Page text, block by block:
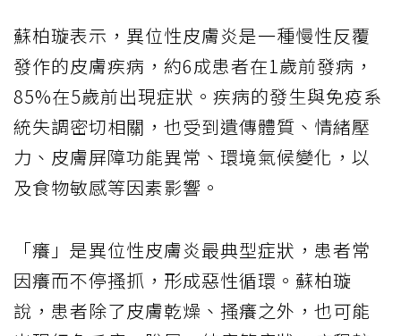
蘇柏璇表示，異位性皮膚炎是一種慢性反覆
發作的皮膚疾病，約6成患者在1歲前發病，
85%在5歲前出現症狀。疾病的發生與免疫系
統失調密切相關，也受到遺傳體質、情緒壓
力、皮膚屏障功能異常、環境氣候變化，以
及食物敏感等因素影響。
「癢」是異位性皮膚炎最典型症狀，患者常
因癢而不停搔抓，形成惡性循環。蘇柏璇
說，患者除了皮膚乾燥、搔癢之外，也可能